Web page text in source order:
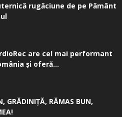
rugăciune de pe Pământ
are cel mai performant
și oferă...
GRĂDINIŢĂ, ­RĂMAS BUN,